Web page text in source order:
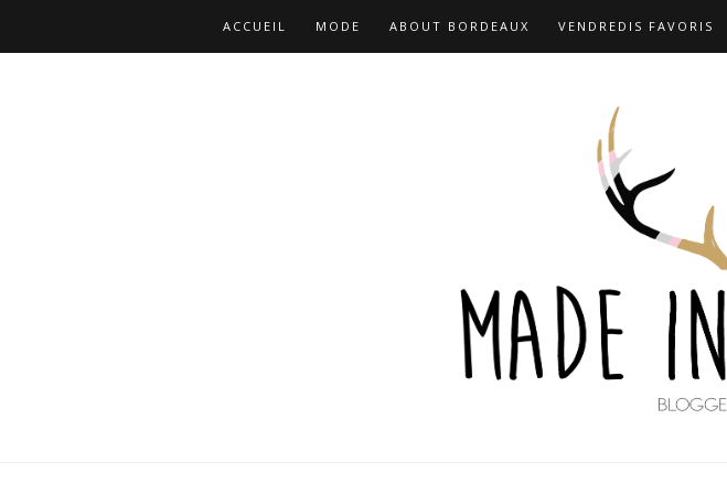
ACCUEIL MODE ABOUT BORDEAUX VENDREDIS FAVORIS